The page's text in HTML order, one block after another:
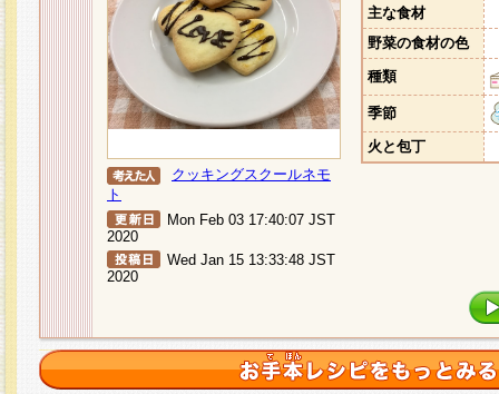
クッキングスクールネモ
ト
Mon Feb 03 17:40:07 JST
2020
Wed Jan 15 13:33:48 JST
2020
主な食材
野菜の食材の色
種類
季節
火と包丁